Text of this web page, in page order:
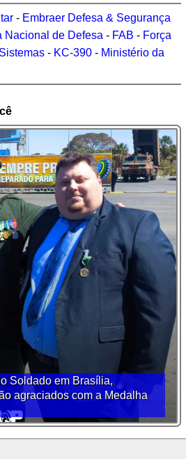
- Embraer Defesa & Segurança
Nacional de Defesa - FAB - Força
- KC-390 - Ministério da
Soldado em Brasília,
agraciados com a Medalha